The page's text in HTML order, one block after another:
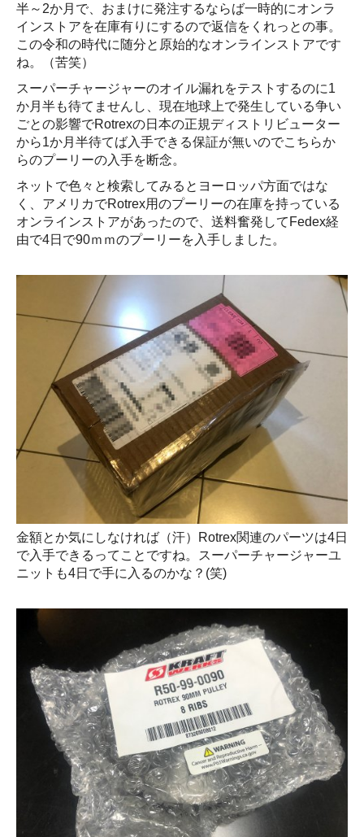
半～2か月で、おまけに発注するならば一時的にオンラ
インストアを在庫有りにするので返信をくれっとの事。
この令和の時代に随分と原始的なオンラインストアです
ね。（苦笑）
スーパーチャージャーのオイル漏れをテストするのに1
か月半も待てませんし、現在地球上で発生している争い
ごとの影響でRotrexの日本の正規ディストリビューター
から1か月半待てば入手できる保証が無いのでこちらか
らのプーリーの入手を断念。
ネットで色々と検索してみるとヨーロッパ方面ではな
く、アメリカでRotrex用のプーリーの在庫を持っている
オンラインストアがあったので、送料奮発してFedex経
由で4日で90ｍｍのプーリーを入手しました。
金額とか気にしなければ（汗）Rotrex関連のパーツは4日
で入手できるってことですね。スーパーチャージャーユ
ニットも4日で手に入るのかな？(笑)